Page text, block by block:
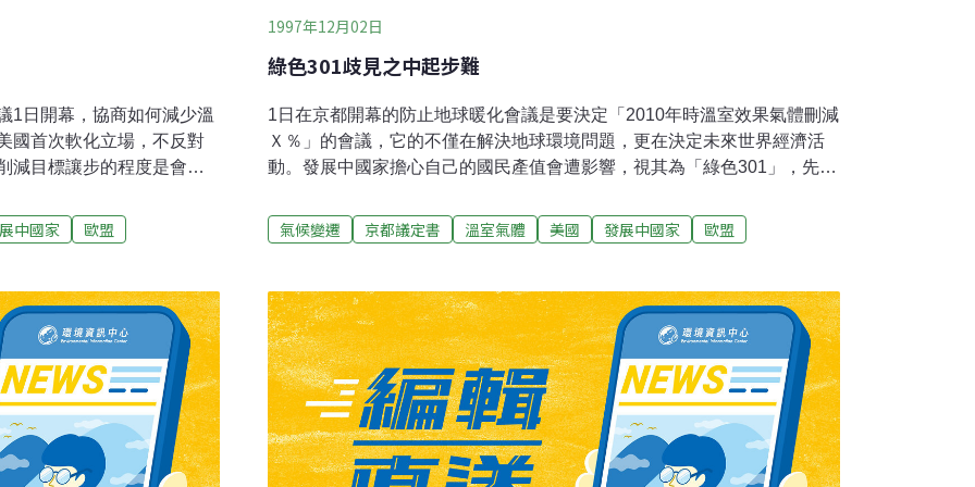
1日開幕，協商如何減少溫
國首次軟化立場，不反對
減目標讓步的程度是會議
開始努力，否則我們無
包括減低多少溫室效應
務，以及是否對發展中國
效果氣體之削減，歐盟提
，而美國則為以90年為安
機連連的情況，冀望中國
化碳可能更加渺茫。
中國家 歐盟
1997年12月02日
綠色301歧見之中起步難
1日在京都開幕的防止地球暖化會議是要決定「2010年時溫室效果氣體刪減
Ｘ％」的會議，它的不僅在解決地球環境問題，更在決定未來世界經濟活
動。發展中國家擔心自己的國民產值會遭影響，視其為「綠色301」，先進
當悲觀，溫室效果氣體排出量居世界2成以上的美國硬是堅持削減0％，亦
即是到90年的水準。日本身為地主國，環境廳長官大木浩在開幕演講中已
即明言0％是不行的。唯一的轉機是俄國的分組式削減標提案，所謂分組式
事實上等於各國遵守自己提案的削減目標數值，歐盟可能會強烈反對。京
都會議是否成功，是要看先進國家是否為防止暖化真正踏出了一步，以及
是否促進發展中國家能早日接受削減規制。
氣候變遷 京都議定書 溫室氣體 美國 發展中國家 歐盟